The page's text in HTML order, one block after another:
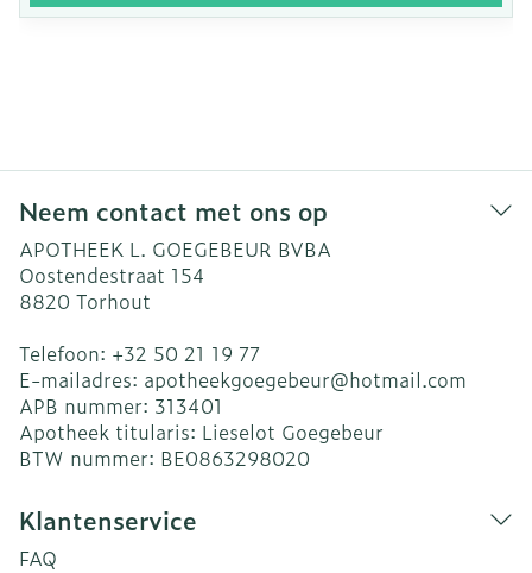
Neem contact met ons op
APOTHEEK L. GOEGEBEUR BVBA
Oostendestraat 154
8820 Torhout
Telefoon: +32 50 21 19 77
E-mailadres: apotheekgoegebeur@hotmail.com
APB nummer: 313401
Apotheek titularis: Lieselot Goegebeur
BTW nummer: BE0863298020
Klantenservice
FAQ